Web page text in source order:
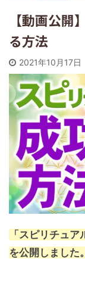
【動画公開
る方法
2021年10月17日
「スピリチュ
を公開しました。